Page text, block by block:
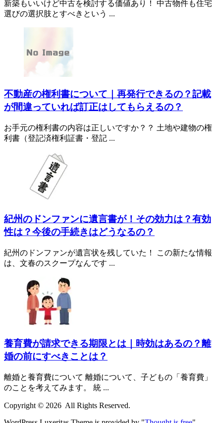
新築もいいけど中古を検討する価値あり！ 中古物件も住宅
選びの選択肢とすべきという ...
不動産の権利書について｜再発行できるの？記載
が間違っていれば訂正はしてもらえるの？
お手元の権利書の内容は正しいですか？？ 土地や建物の権
利書（登記済権利証書・登記 ...
紀州のドンファンに遺言書が！その効力は？有効
性は？今後の手続きはどうなるの？
紀州のドンファンが遺言状を残していた！ この新たな情報
は、文春のスクープなんです ...
養育費が請求できる期限とは｜時効はあるの？離
婚の前にすべきことは？
離婚と養育費について 離婚について、子どもの「養育費」
のことを考えてみます。 統 ...
Copyright © 2026 All Rights Reserved.